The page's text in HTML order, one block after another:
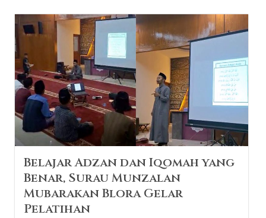
Belajar Adzan dan Iqomah yang
Benar, Surau Munzalan
Mubarakan Blora Gelar
Pelatihan